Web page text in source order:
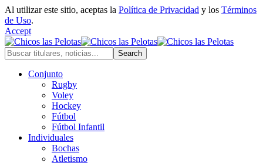
Al utilizar este sitio, aceptas la Política de Privacidad y los Términos
de Uso.
Accept
Conjunto
Rugby
Voley
Hockey
Fútbol
Fútbol Infantil
Individuales
Bochas
Atletismo